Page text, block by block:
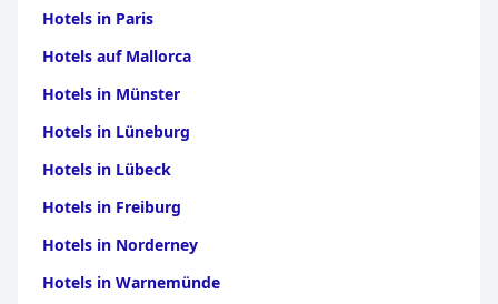
Hotels in Paris
Hotels auf Mallorca
Hotels in Münster
Hotels in Lüneburg
Hotels in Lübeck
Hotels in Freiburg
Hotels in Norderney
Hotels in Warnemünde